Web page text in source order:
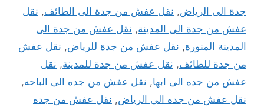
جدة الى الرياض, نقل عفش من جدة الى الطائف, نقل
عفش من جدة الى المدينة, نقل عفش من جدة الى
المدينة المنورة, نقل عفش من جدة للرياض, نقل عفش
من جدة للطائف, نقل عفش من جدة للمدينة, نقل
عفش من جده الى ابها, نقل عفش من جده الى الباحه,
نقل عفش من جده الى الرياض, نقل عفش من جده